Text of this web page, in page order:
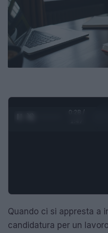
0:29 /
Quando ci si appresta a
candidatura per un